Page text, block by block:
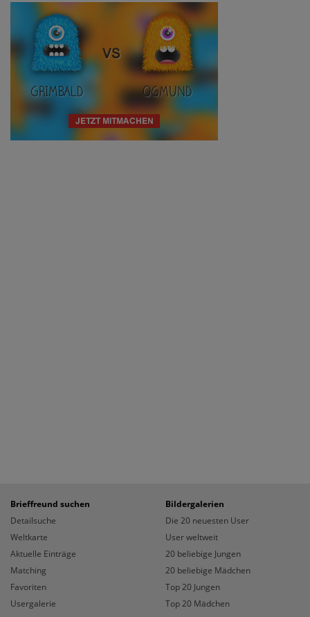
Brieffreund suchen
Detailsuche
Weltkarte
Aktuelle Einträge
Matching
Favoriten
Usergalerie
Bildergalerien
Die 20 neuesten User
User weltweit
20 beliebige Jungen
20 beliebige Mädchen
Top 20 Jungen
Top 20 Mädchen